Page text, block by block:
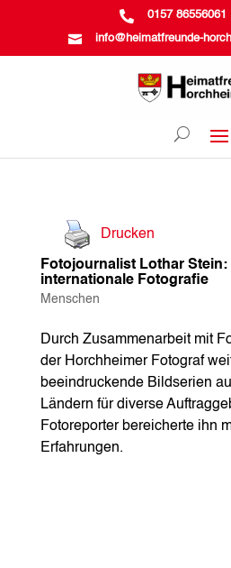
 0157 86556061
 info@heimatfreunde-
Drucken
Fotojournalist Lothar Stein:
internationale Fotografie
Menschen
Durch Zusammenarbeit mit
der Horchheimer Fotograf
beeindruckende Bildserien
Ländern für diverse
Fotoreporter bereicherte ihn
Erfahrungen.